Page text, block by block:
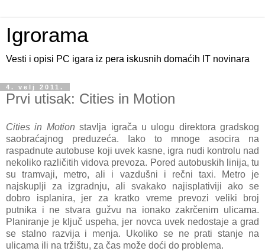
Igrorama
Vesti i opisi PC igara iz pera iskusnih domaćih IT novinara
4. velj 2011.
Prvi utisak: Cities in Motion
Cities in Motion stavlja igrača u ulogu direktora gradskog
saobraćajnog preduzeća. Iako to mnoge asocira na
raspadnute autobuse koji uvek kasne, igra nudi kontrolu nad
nekoliko različitih vidova prevoza. Pored autobuskih linija, tu
su tramvaji, metro, ali i vazdušni i rečni taxi. Metro je
najskuplji za izgradnju, ali svakako najisplativiji ako se
dobro isplanira, jer za kratko vreme prevozi veliki broj
putnika i ne stvara gužvu na ionako zakrčenim ulicama.
Planiranje je ključ uspeha, jer novca uvek nedostaje a grad
se stalno razvija i menja. Ukoliko se ne prati stanje na
ulicama ili na tržištu, za čas može doći do problema.